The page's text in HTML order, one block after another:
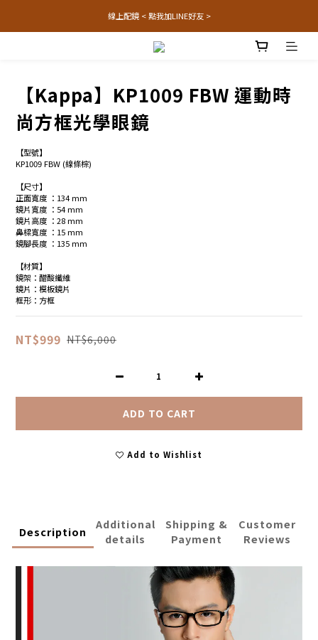
線上配鏡 < 點我加LINE好友 >
【Kappa】KP1009 FBW 運動時
尚方框光學眼鏡
【型號】
KP1009 FBW (線條棕)
【尺寸】
正面寬度 ：134 mm
鏡片寬度 ：54 mm
鏡片高度 ：28 mm
鼻樑寬度 ：15 mm
鏡腳長度 ：135 mm
【材質】
鏡架：醋酸纖維
鏡片：模板鏡片
框形：方框
NT$999 NT$6,000
ADD TO CART
Add to Wishlist
Description
Additional
details
Shipping &
Payment
Customer
Reviews